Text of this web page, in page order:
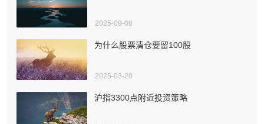
2025-09-08
为什么股票清仓要留100股
2025-03-20
沪指3300点附近投资策略